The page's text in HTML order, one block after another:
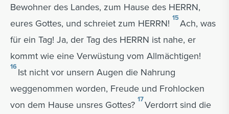
Bewohner des Landes, zum Hause des HERRN,
eures Gottes, und schreiet zum HERRN! 15Ach, was
für ein Tag! Ja, der Tag des HERRN ist nahe, er
kommt wie eine Verwüstung vom Allmächtigen!
16Ist nicht vor unsern Augen die Nahrung
weggenommen worden, Freude und Frohlocken
von dem Hause unsres Gottes? 17Verdorrt sind die